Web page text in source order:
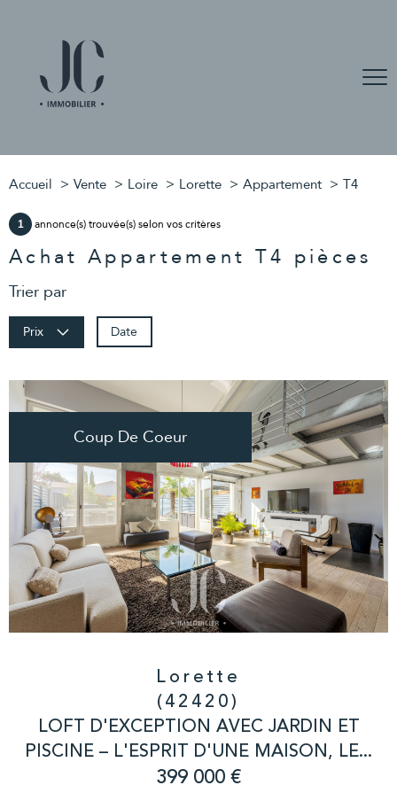
Accueil Vente Loire Lorette Appartement T4
1 annonce(s) trouvée(s) selon vos critères
Achat Appartement T4 pièces
Trier par
Prix Date
Coup De Coeur
Lorette
(42420)
LOFT D'EXCEPTION AVEC JARDIN ET
PISCINE – L'ESPRIT D'UNE MAISON, LE...
399 000 €